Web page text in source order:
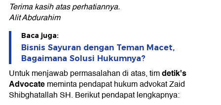
Terima kasih atas perhatiannya.
Alit Abdurahim
Baca juga:
Bisnis Sayuran dengan Teman Macet,
Bagaimana Solusi Hukumnya?
Untuk menjawab permasalahan di atas, timdetik's
Advocatememinta pendapat hukum advokat Zaid
Shibghatallah SH. Berikut pendapat lengkapnya: